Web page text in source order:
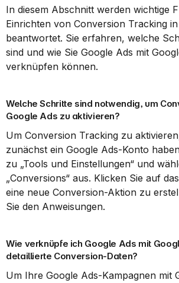
In diesem Abschnitt werden wichtige
Einrichten von Conversion Tracking
beantwortet. Sie erfahren, welche
sind und wie Sie Google Ads mit
verknüpfen können.
Welche Schritte sind notwendig, um
Google Ads zu aktivieren?
Um Conversion Tracking zu
zunächst ein Google Ads-Konto
zu „Tools und Einstellungen“ und
„Conversions“ aus. Klicken Sie auf
eine neue Conversion-Aktion zu
Sie den Anweisungen.
Wie verknüpfe ich Google Ads mit
detaillierte Conversion-Daten?
Um Ihre Google Ads-Kampagnen mit